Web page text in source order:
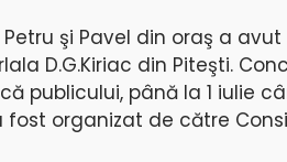
Petru şi Pavel din oraş a
D.G.Kiriac din Piteşti.
publicului, până la 1 iulie
organizat de către